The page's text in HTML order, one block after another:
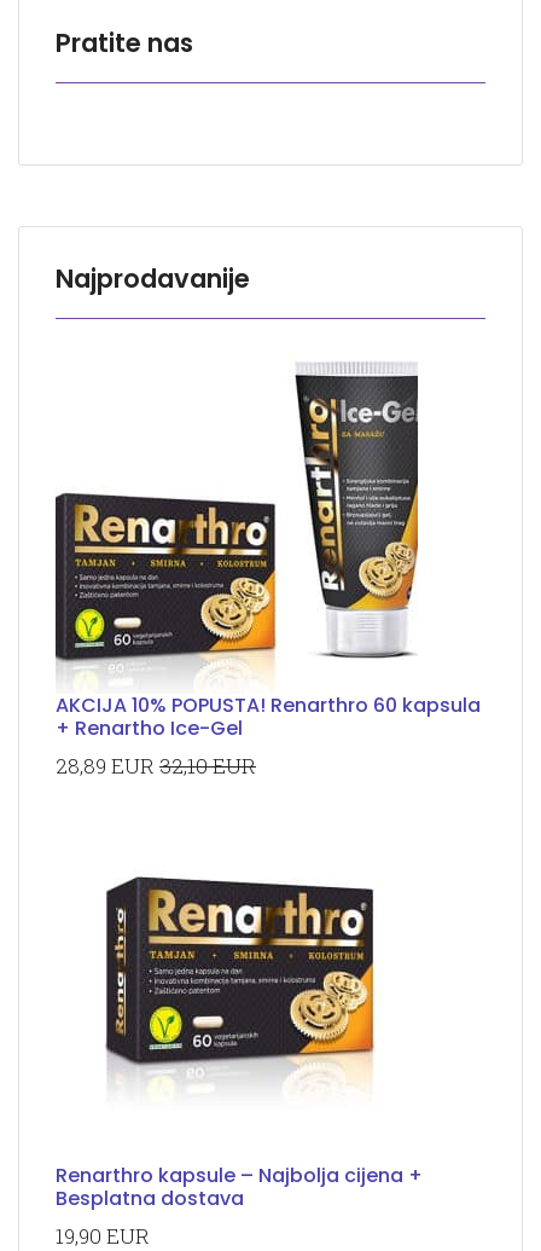
Pratite nas
Najprodavanije
AKCIJA 10% POPUSTA! Renarthro 60 kapsula
+ Renartho Ice-Gel
28,89 EUR 32,10 EUR
Renarthro kapsule – Najbolja cijena +
Besplatna dostava
19,90 EUR